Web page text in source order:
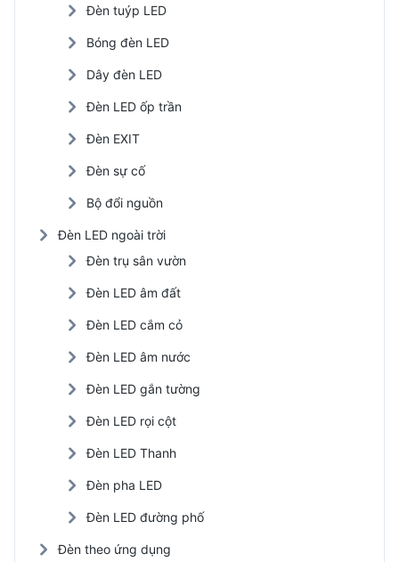
Đèn tuýp LED
Bóng đèn LED
Dây đèn LED
Đèn LED ốp trần
Đèn EXIT
Đèn sự cố
Bộ đổi nguồn
Đèn LED ngoài trời
Đèn trụ sân vườn
Đèn LED âm đất
Đèn LED cắm cỏ
Đèn LED âm nước
Đèn LED gắn tường
Đèn LED rọi cột
Đèn LED Thanh
Đèn pha LED
Đèn LED đường phố
Đèn theo ứng dụng